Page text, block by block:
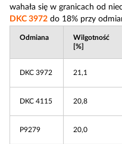
wahała się w granicach od
DKC 3972 do 18% przy
Odmiana
Wilgotność
[%]
DKC 3972 21,1
DKC 4115 20,8
P9279 20,0